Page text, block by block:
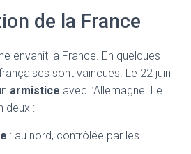
de la France
envahit la France. En quelques
sont vaincues. Le 22 juin
armistice avec l’Allemagne. Le
deux :
: au nord, contrôlée par les